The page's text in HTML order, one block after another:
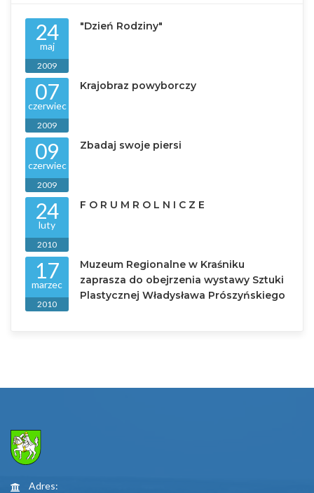
24
maj
2009
"Dzień Rodziny"
07
czerwiec
2009
Krajobraz powyborczy
09
czerwiec
2009
Zbadaj swoje piersi
24
luty
2010
F O R U M R O L N I C Z E
17
marzec
2010
Muzeum Regionalne w Kraśniku
zaprasza do obejrzenia wystawy Sztuki
Plastycznej Władysława Prószyńskiego
Adres: